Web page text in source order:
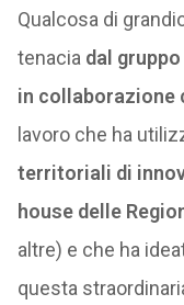
Qualcosa di
tenacia dal
in collaborazione
lavoro che ha
territoriali di
house delle
altre) e che ha
questa